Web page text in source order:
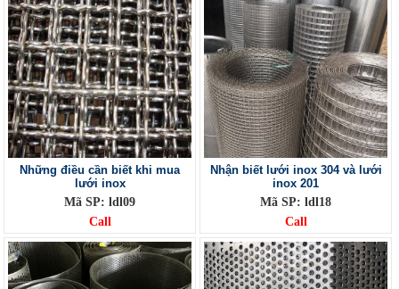
Những điều cần biết khi mua
lưới inox
Mã SP: ldl09
Call
Nhận biết lưới inox 304 và lưới
inox 201
Mã SP: ldl18
Call